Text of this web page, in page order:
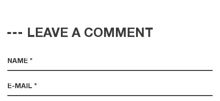
LEAVE A COMMENT